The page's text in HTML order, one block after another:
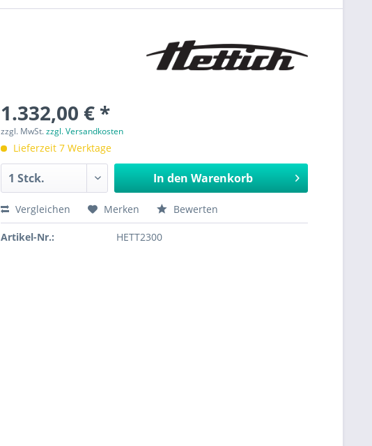
1.332,00 € *
zzgl. MwSt.zzgl. Versandkosten
Lieferzeit 7 Werktage
In den Warenkorb
Vergleichen Merken Bewerten
Artikel-Nr.: HETT2300